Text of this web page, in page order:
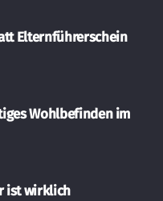
Elternführerschein
Wohlbefinden im
ist wirklich